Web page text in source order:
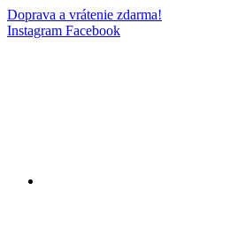
Doprava a vrátenie zdarma!
Instagram Facebook